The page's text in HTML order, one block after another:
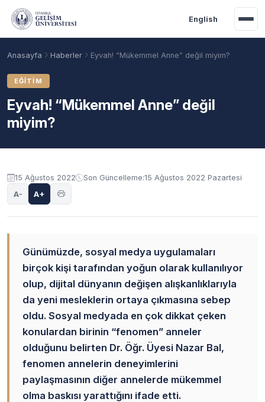
Ana içeriğe geç
English
Akademik Takvim
Anasayfa Haberler Eyvah! “Mükemmel Anne” değil miyim?
EĞITIM
Eyvah! “Mükemmel Anne” değil
miyim?
15 Ağustos 2022 Son Güncelleme:15 Ağustos 2022 Pazartesi
A- A+
Günümüzde, sosyal medya uygulamaları
birçok kişi tarafından yoğun olarak kullanılıyor
olup, dijital dünyanın değişen alışkanlıklarıyla
da yeni mesleklerin ortaya çıkmasına sebep
oldu. Sosyal medyada en çok dikkat çeken
konulardan birinin “fenomen” anneler
olduğunu belirten Dr. Öğr. Üyesi Nazar Bal,
fenomen annelerin deneyimlerini
paylaşmasının diğer annelerde mükemmel
olma baskısı yarattığını ifade etti.